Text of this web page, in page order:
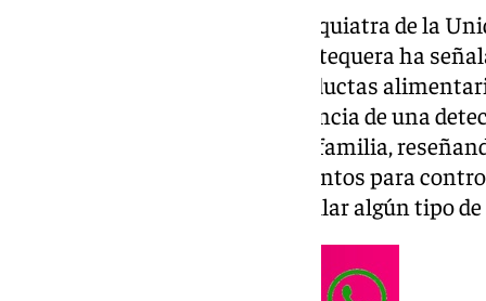
Precisamente, Marta Busto, psiquiatra de la
comunitaria del Hospital de Antequera ha
que padecen trastornos de conductas
motivo, ha señalado la importancia de una
controlar de forma previa en la familia,
desarrollar una comida al día juntos para
alimentación así como desarrollar algún tipo